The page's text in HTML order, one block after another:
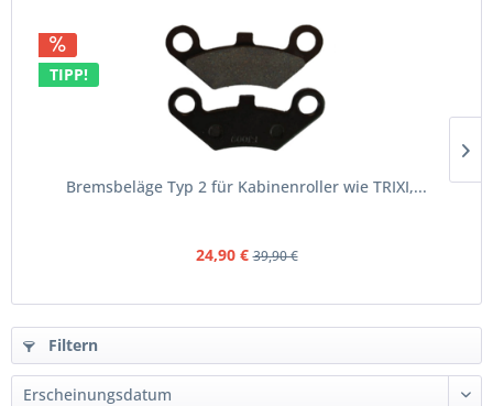
TIPP!
Bremsbeläge Typ 2 für Kabinenroller wie TRIXI,...
24,90 € 39,90 €
Filtern